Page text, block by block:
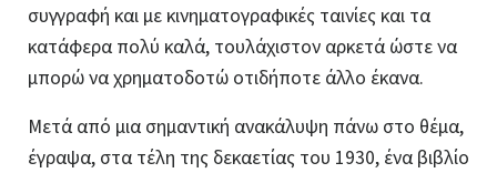
συγγραφή και με κινηματογραφικές ταινίες και τα
κατάφερα πολύ καλά, τουλάχιστον αρκετά ώστε να
μπορώ να χρηματοδοτώ οτιδήποτε άλλο έκανα.
Μετά από μια σημαντική ανακάλυψη πάνω στο θέμα,
έγραψα, στα τέλη της δεκαετίας του 1930, ένα βιβλίο